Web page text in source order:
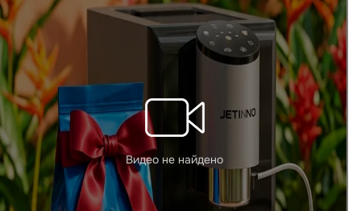
Видео не найдено